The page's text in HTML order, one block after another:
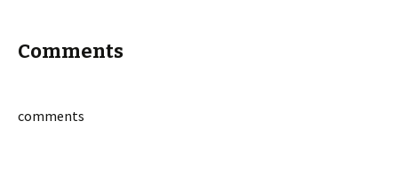
Comments
comments